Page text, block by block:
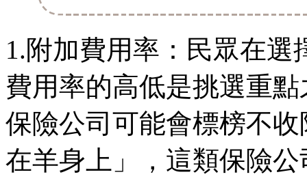
1.附加費用率：民眾在
費用率的高低是挑選重
保險公司可能會標榜不
在羊身上」，這類保險